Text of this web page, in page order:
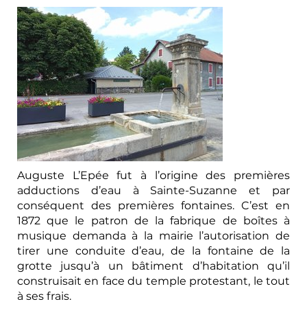
Auguste L’Epée fut à l’origine des premières
adductions d’eau à Sainte-Suzanne et par
conséquent des premières fontaines. C’est en
1872 que le patron de la fabrique de boîtes à
musique demanda à la mairie l’autorisation de
tirer une conduite d’eau, de la fontaine de la
grotte jusqu’à un bâtiment d’habitation qu’il
construisait en face du temple protestant, le tout
à ses frais.